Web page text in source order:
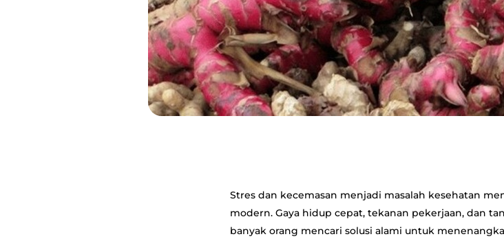
Stres dan kecemasan menjadi masalah kesehatan
modern. Gaya hidup cepat, tekanan pekerjaan, dan
banyak orang mencari solusi alami untuk